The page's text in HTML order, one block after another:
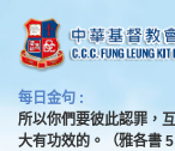
每日金句 :
所以你們要彼此認罪，
大有功效的。（雅各書